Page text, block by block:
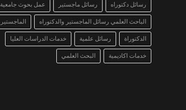
رسائل دكتوراه رسائل ماجستير عمل بحوث جامعية
الباحث العلمي رسائل الماجستير والدكتوراه الماجستير
الدكتوراة رسائل علمية خدمات الدراسات العليا
خدمات اكاديمية البحث العلمي